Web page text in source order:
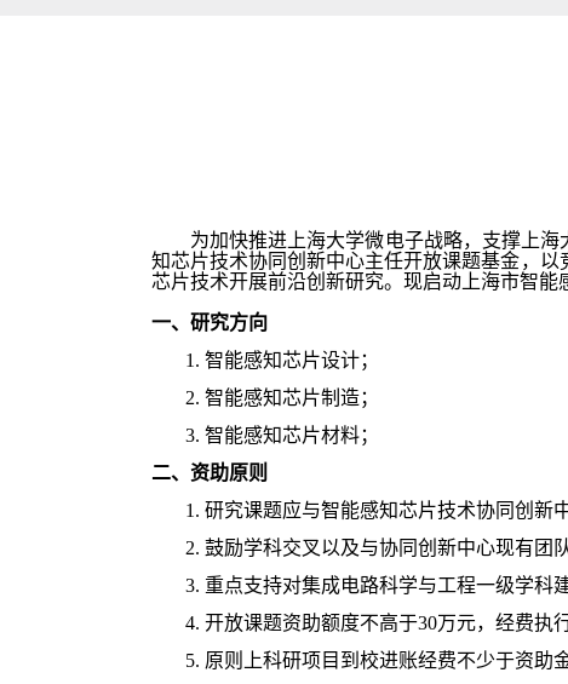
为加快推进上海大学微电子战略，支撑上海
知芯片技术协同创新中心主任开放课题基金，以
芯片技术开展前沿创新研究。现启动上海市智能
一、研究方向
1. 智能感知芯片设计；
2. 智能感知芯片制造；
3. 智能感知芯片材料；
二、资助原则
1. 研究课题应与智能感知芯片技术协同创新
2. 鼓励学科交叉以及与协同创新中心现有团
3. 重点支持对集成电路科学与工程一级学科
4. 开放课题资助额度不高于30万元， 经费执
5. 原则上科研项目到校进账经费不少于资助